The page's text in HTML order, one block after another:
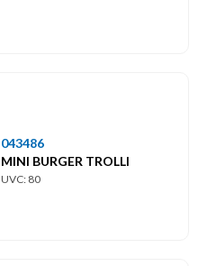
043486
MINI BURGER TROLLI
UVC: 80